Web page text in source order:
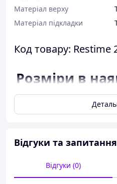
Матеріал верху
Матеріал підкладки
Код товару: Restime
Розміри в
38,
розмір
розмір 37 -
розмір
Відгуки та запитання
Відгуки (0)